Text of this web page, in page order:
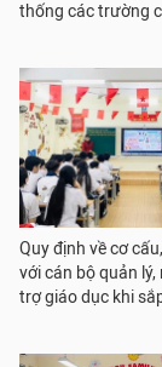
thống các trường
Quy định về cơ
với cán bộ quản
trợ giáo dục khi